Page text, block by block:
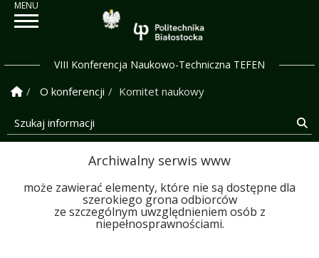
Politechnika
VIII Konferencja Naukowo-Techniczna TEFEN
Strona Główna
O konferencji Komitet naukowy
Szukaj informacji
Archiwalny serwis www
może zawierać elementy, które nie są dostępne dla
szerokiego grona odbiorców
ze szczególnym uwzględnieniem osób z
niepełnosprawnościami.